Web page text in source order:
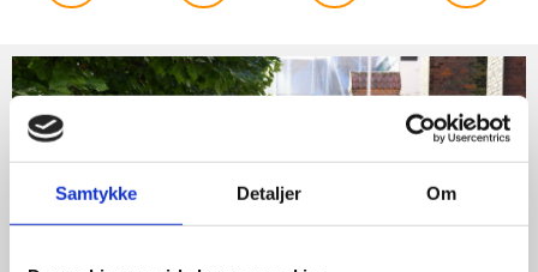
Samtykke Detaljer Om
Bliv
medlem
af
Retten